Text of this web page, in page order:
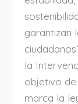
garantizan
la
objetivo de
marca la